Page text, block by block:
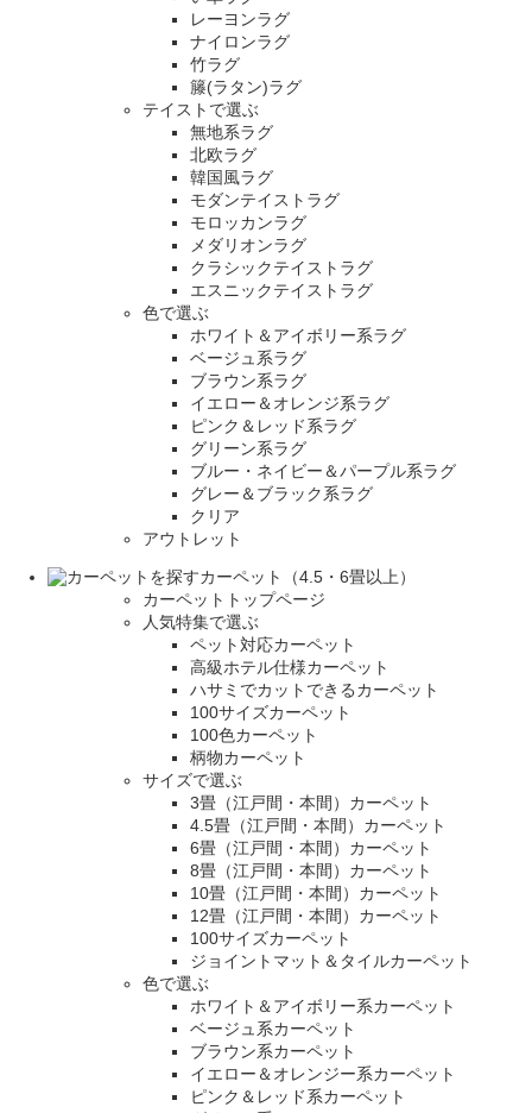
レーヨンラグ
ナイロンラグ
竹ラグ
籐(ラタン)ラグ
テイストで選ぶ
無地系ラグ
北欧ラグ
韓国風ラグ
モダンテイストラグ
モロッカンラグ
メダリオンラグ
クラシックテイストラグ
エスニックテイストラグ
色で選ぶ
ホワイト＆アイボリー系ラグ
ベージュ系ラグ
ブラウン系ラグ
イエロー＆オレンジ系ラグ
ピンク＆レッド系ラグ
グリーン系ラグ
ブルー・ネイビー＆パープル系ラグ
グレー＆ブラック系ラグ
クリア
アウトレット
カーペット（4.5・6畳以上）
カーペットトップページ
人気特集で選ぶ
ペット対応カーペット
高級ホテル仕様カーペット
ハサミでカットできるカーペット
100サイズカーペット
100色カーペット
柄物カーペット
サイズで選ぶ
3畳（江戸間・本間）カーペット
4.5畳（江戸間・本間）カーペット
6畳（江戸間・本間）カーペット
8畳（江戸間・本間）カーペット
10畳（江戸間・本間）カーペット
12畳（江戸間・本間）カーペット
100サイズカーペット
ジョイントマット＆タイルカーペット
色で選ぶ
ホワイト＆アイボリー系カーペット
ベージュ系カーペット
ブラウン系カーペット
イエロー＆オレンジー系カーペット
ピンク＆レッド系カーペット